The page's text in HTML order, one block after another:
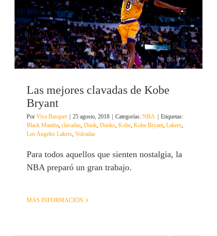
Las mejores clavadas de Kobe
Bryant
Por Viva Basquet 25 agosto, 2018 Categorías: NBA
Etiquetas:
Black Mamba, clavadas, Dunk, Dunks, Kobe, Kobe Bryant, Lakers,
Los Angeles Lakers, Volcadas
Para todos aquellos que sienten nostalgia, la
NBA preparó un gran trabajo.
MÁS INFORMACIÓN